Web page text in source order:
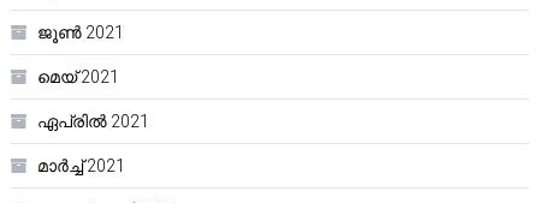
ജൂൺ 2021
മെയ്‌ 2021
ഏപ്രിൽ 2021
മാർച്ച്‌ 2021